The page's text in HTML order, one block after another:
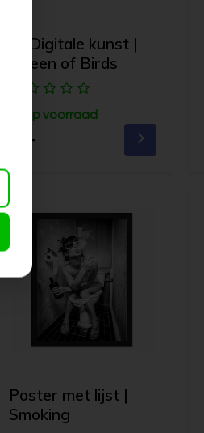
AI Digitale kunst |
Queen of Birds
Op voorraad
45,-
Poster met lijst |
Smoking